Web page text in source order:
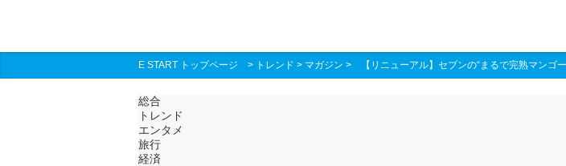
E START トップページ > トレンド > マガジン > 【リニューアル】セブンの“まるで完熟マンゴ
総合
トレンド
エンタメ
旅行
経済